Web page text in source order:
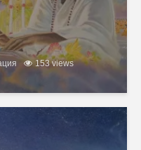
153 views